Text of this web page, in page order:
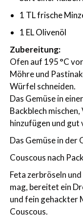
1 TL frische
1 EL Olivenöl
Zubereitung:
Ofen auf 195 °C
Möhre und
Würfel schneiden.
Das Gemüse in
Backblech
hinzufügen und gut
Das Gemüse in
Couscous nach
Feta zerbröseln
mag, bereitet ein
und fein gehackter
Couscous.